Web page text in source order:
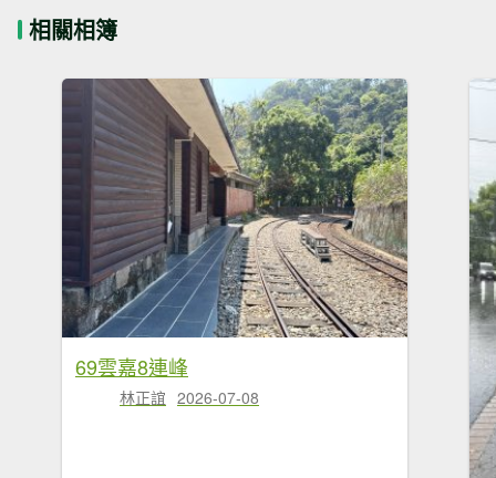
相關相簿
69雲嘉8連峰
林正誼 2026-07-08